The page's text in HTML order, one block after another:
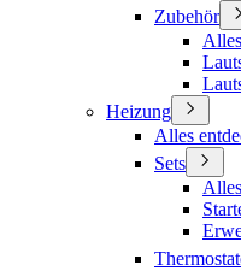
Zubehör
Heizung
Alles
Sets